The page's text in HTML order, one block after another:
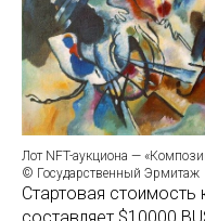
Лот NFT-аукциона —
© Государственный Эрмитаж
Стартовая
составляет $10000